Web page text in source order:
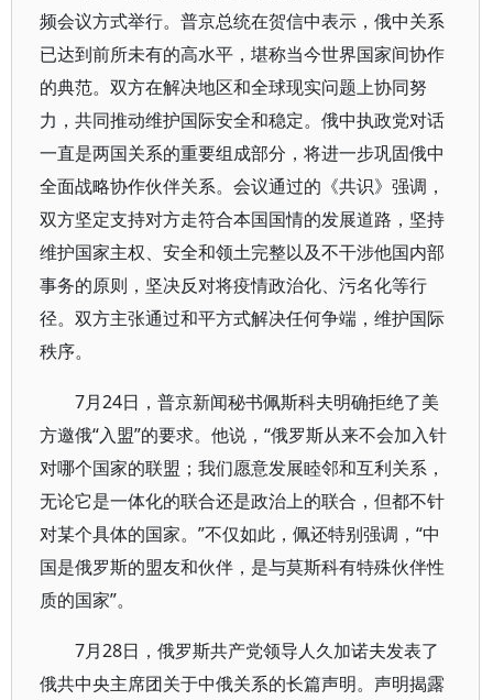
频会议方式举行。普京总统在贺信中表示，俄中关系
已达到前所未有的高水平，堪称当今世界国家间协作
的典范。双方在解决地区和全球现实问题上协同努
力，共同推动维护国际安全和稳定。俄中执政党对话
一直是两国关系的重要组成部分，将进一步巩固俄中
全面战略协作伙伴关系。会议通过的《共识》强调，
双方坚定支持对方走符合本国国情的发展道路，坚持
维护国家主权、安全和领土完整以及不干涉他国内部
事务的原则，坚决反对将疫情政治化、污名化等行
径。双方主张通过和平方式解决任何争端，维护国际
秩序。
7月24日，普京新闻秘书佩斯科夫明确拒绝了美
方邀俄“入盟”的要求。他说，“俄罗斯从来不会加入针
对哪个国家的联盟；我们愿意发展睦邻和互利关系，
无论它是一体化的联合还是政治上的联合，但都不针
对某个具体的国家。”不仅如此，佩还特别强调，“中
国是俄罗斯的盟友和伙伴，是与莫斯科有特殊伙伴性
质的国家”。
7月28日，俄罗斯共产党领导人久加诺夫发表了
俄共中央主席团关于中俄关系的长篇声明。声明揭露